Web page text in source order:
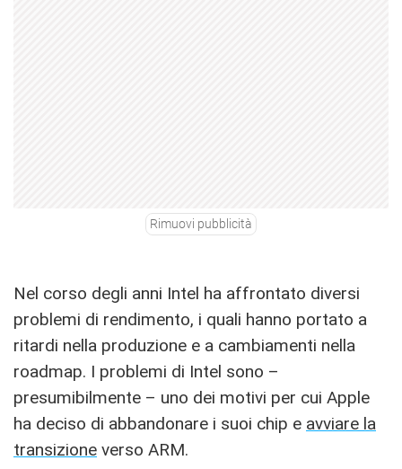
Rimuovi pubblicità
Nel corso degli anni Intel ha affrontato diversi
problemi di rendimento, i quali hanno portato a
ritardi nella produzione e a cambiamenti nella
roadmap. I problemi di Intel sono –
presumibilmente – uno dei motivi per cui Apple
ha deciso di abbandonare i suoi chip e avviare la
transizione verso ARM.